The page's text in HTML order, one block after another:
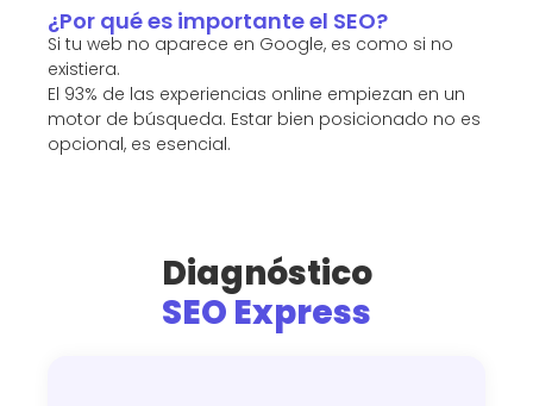
¿Por qué es importante el SEO?
Si tu web no aparece en Google, es como si no
existiera.
El 93% de las experiencias online empiezan en un
motor de búsqueda. Estar bien posicionado no es
opcional, es esencial.
Diagnóstico
SEO Express